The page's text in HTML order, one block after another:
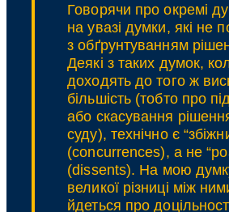
думка)
Говорячи про окремі
на увазі думки, які не
з обґрунтуванням
Деякі з таких думок,
доходять до того ж
більшість (тобто про
або скасування
суду), технічно є
(concurrences), а не
(dissents). На мою
великої різниці між
йдеться про